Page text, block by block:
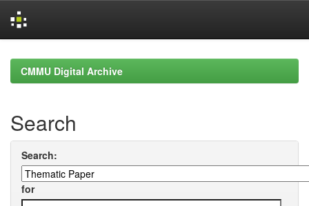
navigationCMMU Digital Archive
Search
Search:
for